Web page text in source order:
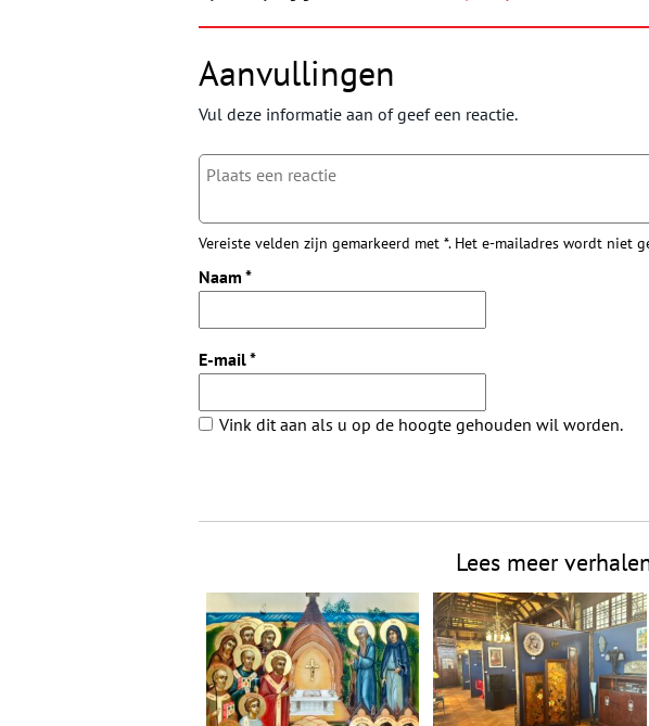
Aanvullingen
Vul deze informatie aan of geef een reactie.
Vereiste velden zijn gemarkeerd met *. Het e-mailadres wordt niet
Naam *
E-mail*
Vink dit aan als u op de hoogte gehouden wil worden.
Lees meer